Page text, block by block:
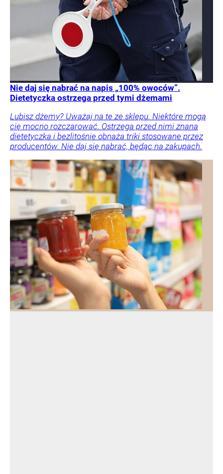
Nie daj się nabrać na napis „100% owoców”.
Dietetyczka ostrzega przed tymi dżemami
Lubisz dżemy? Uważaj na te ze sklepu. Niektóre mogą
cię mocno rozczarować. Ostrzega przed nimi znana
dietetyczka i bezlitośnie obnaża triki stosowane przez
producentów. Nie daj się nabrać, będąc na zakupach.